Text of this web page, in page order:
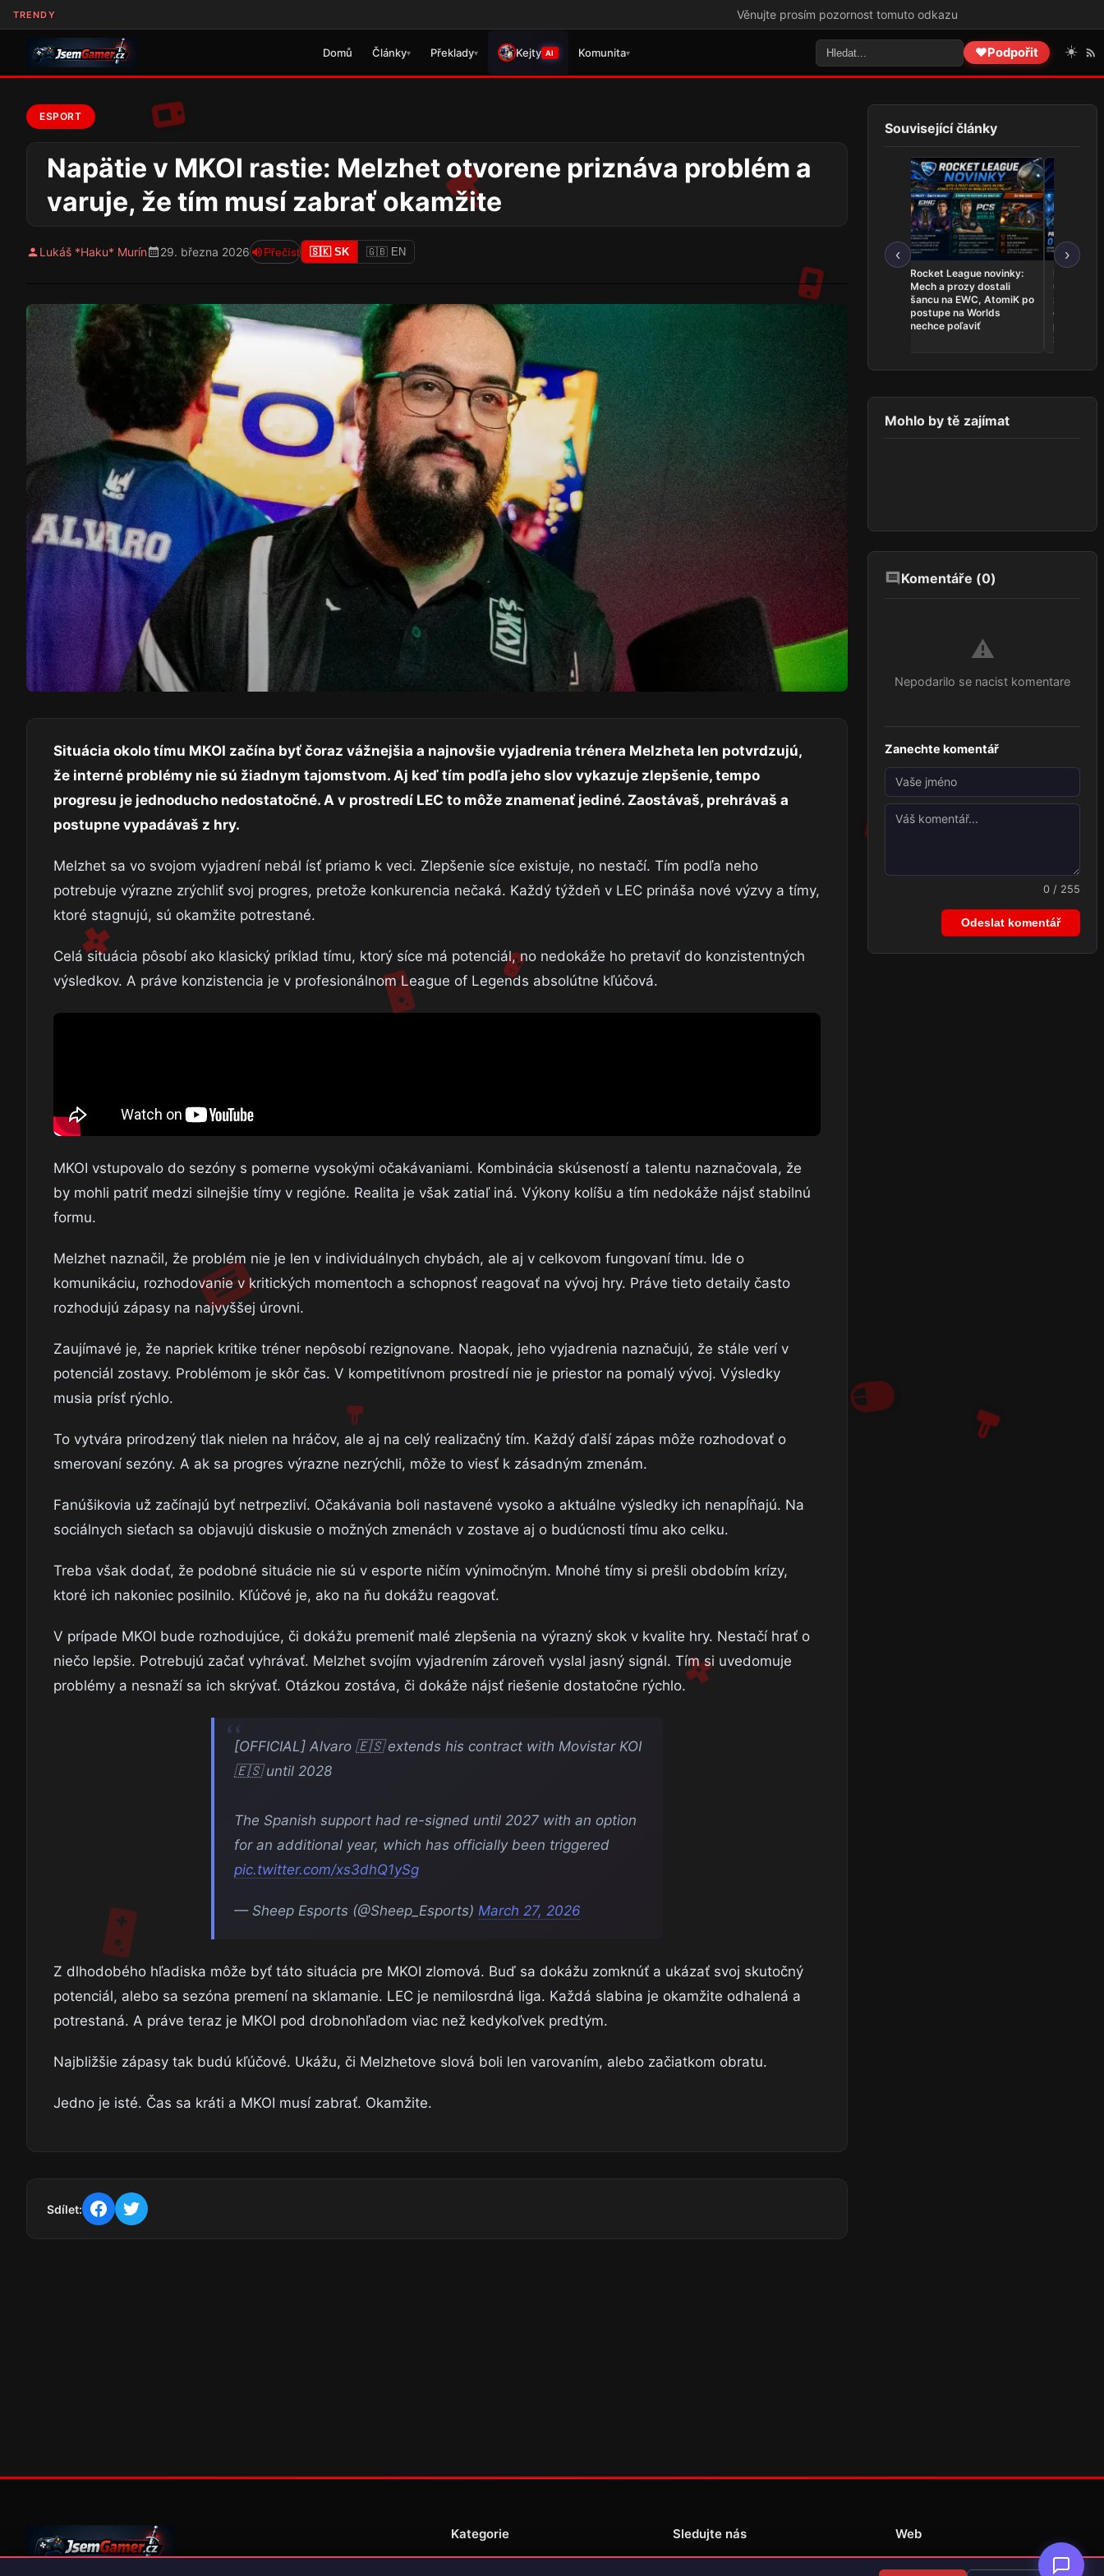
TRENDY Věnujte prosím pozornost tomuto odkazu
Domů Články▾ Překlady▾ Kejty AI Komunita▾ ❤️Podpořit ☀️
ESPORT
Napätie v MKOI rastie: Melzhet otvorene priznáva problém a
varuje, že tím musí zabrať okamžite
Lukáš *Haku* Murín 29. března 2026 Přečíst 🇸🇰 SK 🇬🇧 EN
Situácia okolo tímu MKOI začína byť čoraz vážnejšia a najnovšie vyjadrenia trénera Melzheta len potvrdzujú,
že interné problémy nie sú žiadnym tajomstvom. Aj keď tím podľa jeho slov vykazuje zlepšenie, tempo
progresu je jednoducho nedostatočné. A v prostredí LEC to môže znamenať jediné. Zaostávaš, prehrávaš a
postupne vypadávaš z hry.
Melzhet sa vo svojom vyjadrení nebál ísť priamo k veci. Zlepšenie síce existuje, no nestačí. Tím podľa neho
potrebuje výrazne zrýchliť svoj progres, pretože konkurencia nečaká. Každý týždeň v LEC prináša nové výzvy a tímy,
ktoré stagnujú, sú okamžite potrestané.
Celá situácia pôsobí ako klasický príklad tímu, ktorý síce má potenciál, no nedokáže ho pretaviť do konzistentných
výsledkov. A práve konzistencia je v profesionálnom League of Legends absolútne kľúčová.
MKOI vstupovalo do sezóny s pomerne vysokými očakávaniami. Kombinácia skúseností a talentu naznačovala, že
by mohli patriť medzi silnejšie tímy v regióne. Realita je však zatiaľ iná. Výkony kolíšu a tím nedokáže nájsť stabilnú
formu.
Melzhet naznačil, že problém nie je len v individuálnych chybách, ale aj v celkovom fungovaní tímu. Ide o
komunikáciu, rozhodovanie v kritických momentoch a schopnosť reagovať na vývoj hry. Práve tieto detaily často
rozhodujú zápasy na najvyššej úrovni.
Zaujímavé je, že napriek kritike tréner nepôsobí rezignovane. Naopak, jeho vyjadrenia naznačujú, že stále verí v
potenciál zostavy. Problémom je skôr čas. V kompetitívnom prostredí nie je priestor na pomalý vývoj. Výsledky
musia prísť rýchlo.
To vytvára prirodzený tlak nielen na hráčov, ale aj na celý realizačný tím. Každý ďalší zápas môže rozhodovať o
smerovaní sezóny. A ak sa progres výrazne nezrýchli, môže to viesť k zásadným zmenám.
Fanúšikovia už začínajú byť netrpezliví. Očakávania boli nastavené vysoko a aktuálne výsledky ich nenapĺňajú. Na
sociálnych sieťach sa objavujú diskusie o možných zmenách v zostave aj o budúcnosti tímu ako celku.
Treba však dodať, že podobné situácie nie sú v esporte ničím výnimočným. Mnohé tímy si prešli obdobím krízy,
ktoré ich nakoniec posilnilo. Kľúčové je, ako na ňu dokážu reagovať.
V prípade MKOI bude rozhodujúce, či dokážu premeniť malé zlepšenia na výrazný skok v kvalite hry. Nestačí hrať o
niečo lepšie. Potrebujú začať vyhrávať. Melzhet svojím vyjadrením zároveň vyslal jasný signál. Tím si uvedomuje
problémy a nesnaží sa ich skrývať. Otázkou zostáva, či dokáže nájsť riešenie dostatočne rýchlo.
[OFFICIAL] Alvaro 🇪🇸 extends his contract with Movistar KOI
🇪🇸 until 2028
The Spanish support had re-signed until 2027 with an option
for an additional year, which has officially been triggered
pic.twitter.com/xs3dhQ1ySg
— Sheep Esports (@Sheep_Esports) March 27, 2026
Z dlhodobého hľadiska môže byť táto situácia pre MKOI zlomová. Buď sa dokážu zomknúť a ukázať svoj skutočný
potenciál, alebo sa sezóna premení na sklamanie. LEC je nemilosrdná liga. Každá slabina je okamžite odhalená a
potrestaná. A práve teraz je MKOI pod drobnohľadom viac než kedykoľvek predtým.
Najbližšie zápasy tak budú kľúčové. Ukážu, či Melzhetove slová boli len varovaním, alebo začiatkom obratu.
Jedno je isté. Čas sa kráti a MKOI musí zabrať. Okamžite.
Sdílet:
Související články
‹
League of Legends
novinky: Team Secret
Whales sú na Worlds,
Rocket League novinky:
Mech a prozy dostali
šancu na EWC, AtomiK po
postupe na Worlds
nechce poľaviť
udalosti
zahrá o
ovládli
predstavil
zostavu
›
Mohlo by tě zajímat
Komentáře (0)
⚠️
Nepodarilo se nacist komentare
Zanechte komentář
0 / 255
Odeslat komentář
Kategorie Sledujte nás Web